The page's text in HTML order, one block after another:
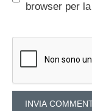
browser per